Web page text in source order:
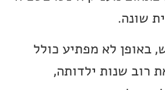
מפתיע כולל
ילדותה,